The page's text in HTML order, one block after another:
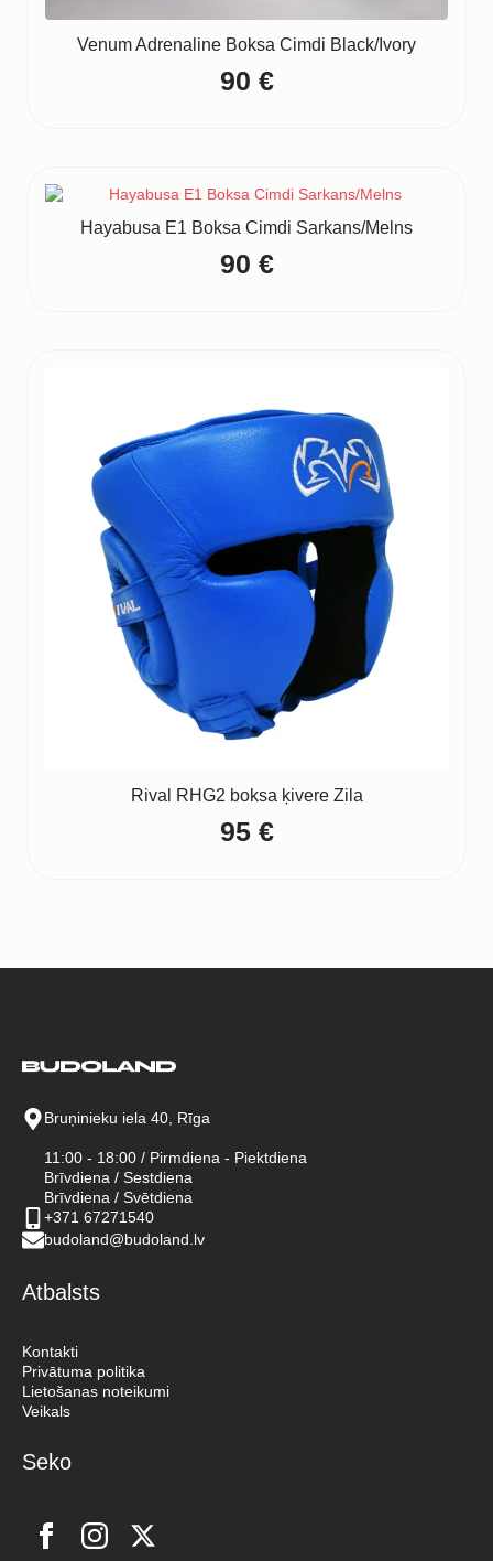
Venum Adrenaline Boksa Cimdi Black/Ivory
90 €
Hayabusa E1 Boksa Cimdi Sarkans/Melns
90 €
Rival RHG2 boksa ķivere Zila
95 €
Bruņinieku iela 40, Rīga
11:00 - 18:00 / Pirmdiena - Piektdiena
Brīvdiena / Sestdiena
Brīvdiena / Svētdiena
+371 67271540
budoland@budoland.lv
Atbalsts
Kontakti
Privātuma politika
Lietošanas noteikumi
Veikals
Seko